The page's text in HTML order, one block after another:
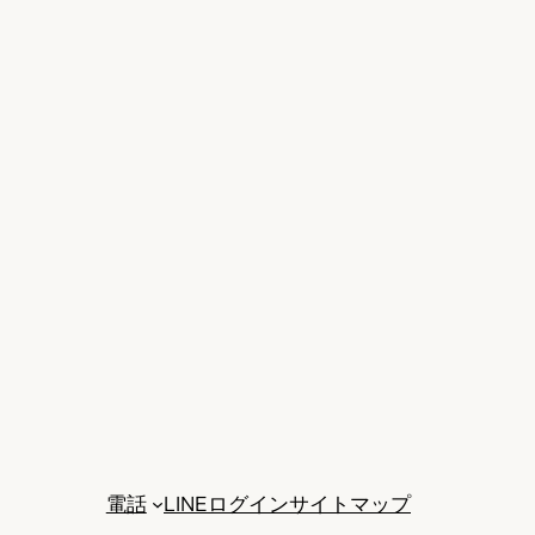
電話 LINE ログインサイトマップ